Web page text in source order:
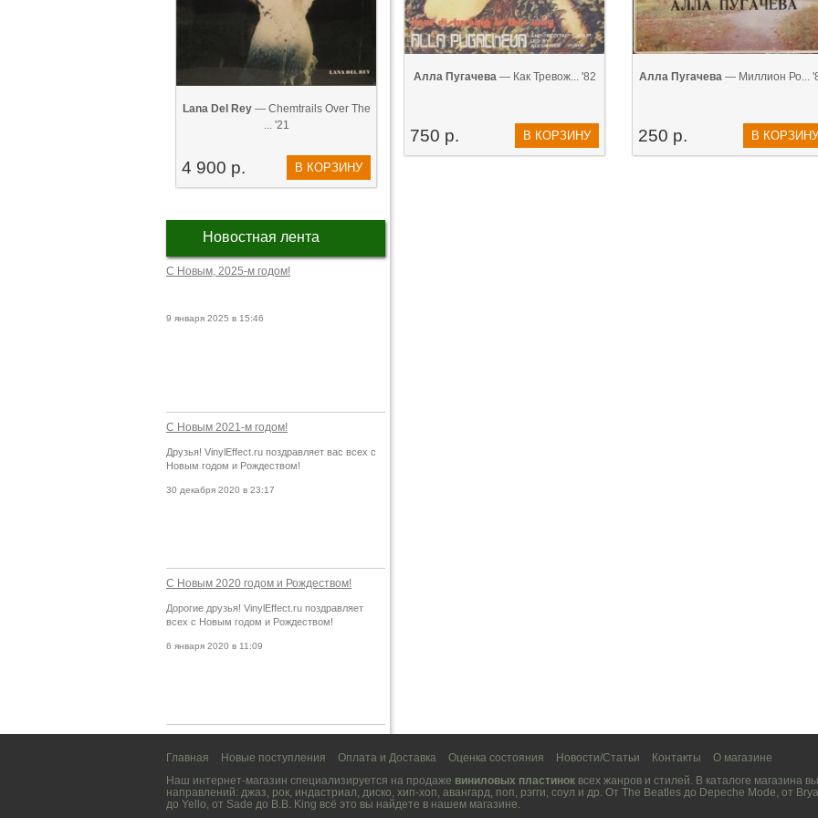
Lana Del Rey— Chemtrails Over The
... '21
4 900 р. В КОРЗИНУ
Новостная лента
С Новым, 2025-м годом!
9 января 2025 в 15:46
С Новым 2021-м годом!
Друзья! VinylEffect.ru поздравляет вас всех с
Новым годом и Рождеством!
30 декабря 2020 в 23:17
С Новым 2020 годом и Рождеством!
Дорогие друзья! VinylEffect.ru поздравляет
всех с Новым годом и Рождеством!
6 января 2020 в 11:09
Алла Пугачева— Как Тревож... '82
750 р. В КОРЗИНУ
Алла Пугачева— Миллион Ро...
250 р. В КОРЗИНУ
Главная Новые поступления Оплата и Доставка Оценка состояния Новости/Статьи Контакты
О магазине
Наш интернет-магазин специализируется на продаже виниловых пластинок всех жанров и стилей. В каталоге магазина
направлений: джаз, рок, индастриал, диско, хип-хоп, авангард, поп, рэгги, соул и др. От The Beatles до Depeche Mode, от
до Yello, от Sade до B.B. King всё это вы найдете в нашем магазине.